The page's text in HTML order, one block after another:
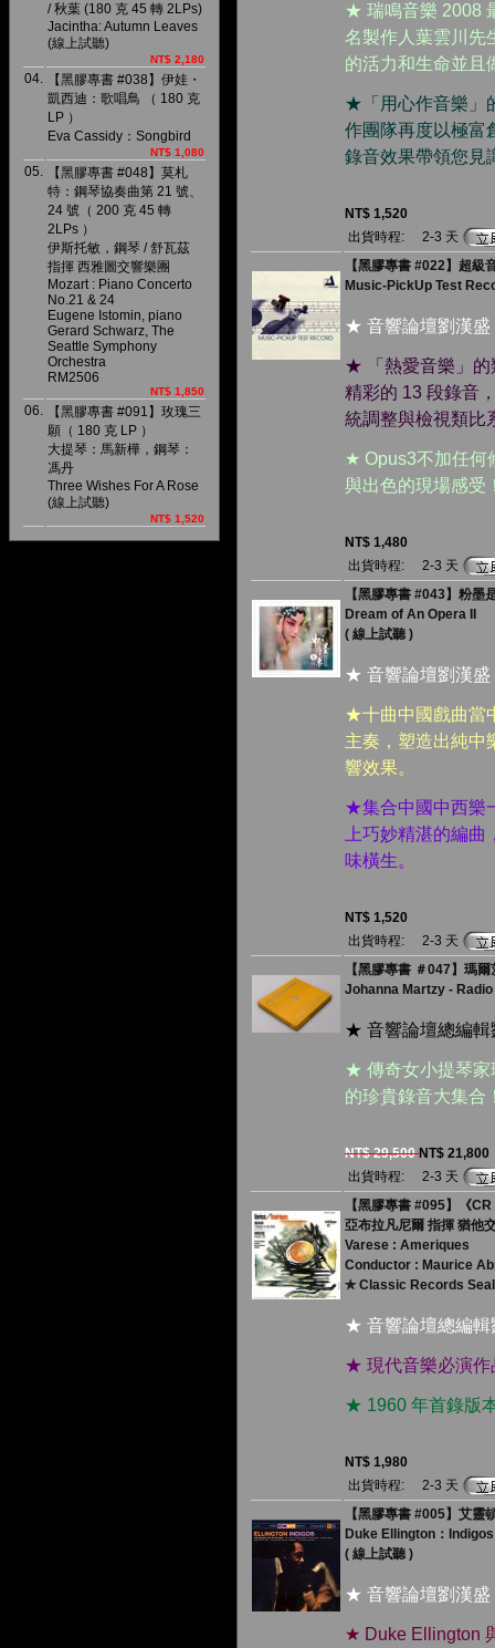
/ 秋葉 (180 克 45 轉 2LPs)
Jacintha: Autumn Leaves
(線上試聽)
NT$ 2,180
04.
【黑膠專書 #038】伊娃・
凱西迪：歌唱鳥 （ 180 克
LP ）
Eva Cassidy：Songbird
NT$ 1,080
05.
【黑膠專書 #048】莫札
特：鋼琴協奏曲第 21 號、
24 號（ 200 克 45 轉
2LPs ）
伊斯托敏，鋼琴 / 舒瓦茲
指揮 西雅圖交響樂團
Mozart : Piano Concerto
No.21 & 24
Eugene Istomin, piano
Gerard Schwarz, The
Seattle Symphony
Orchestra
RM2506
NT$ 1,850
06.
【黑膠專書 #091】玫瑰三
願（ 180 克 LP ）
大提琴：馬新樺，鋼琴：
馮丹
Three Wishes For A Rose
(線上試聽)
NT$ 1,520
★ 瑞鳴音樂 2008
名製作人葉雲川先
的活力和生命並且
★「用心作音樂」
作團隊再度以極富
錄音效果帶領您見
NT$ 1,520
出貨時程:
2-3 天
【黑膠專書 #022】超級
Music-PickUp Test
★ 音響論壇劉漢盛
★ 「熱愛音樂」的
精彩的 13 段錄音
統調整與檢視類比
★ Opus3不加任何
與出色的現場感受
NT$ 1,480
出貨時程:
2-3 天
【黑膠專書 #043】粉墨
Dream of An Opera II
( 線上試聽 )
★ 音響論壇劉漢盛
★十曲中國戲曲當
主奏，塑造出純中
響效果。
★集合中國中西樂
上巧妙精湛的編
味橫生。
NT$ 1,520
出貨時程:
2-3 天
【黑膠專書 ＃047】瑪
Johanna Martzy -
★ 音響論壇總編輯
★ 傳奇女小提琴家
的珍貴錄音大集合
NT$ 29,500NT$ 21,800
出貨時程:
2-3 天
【黑膠專書 #095】《
亞布拉凡尼爾 指揮 猶他
Varese : Ameriques
Conductor : Maurice
✯ Classic Records
★ 音響論壇總編
★ 現代音樂必演作
★ 1960 年首錄版
NT$ 1,980
出貨時程:
2-3 天
【黑膠專書 #005】艾靈
Duke Ellington：Indigos
( 線上試聽 )
★ 音響論壇劉漢盛
★ Duke Ellington